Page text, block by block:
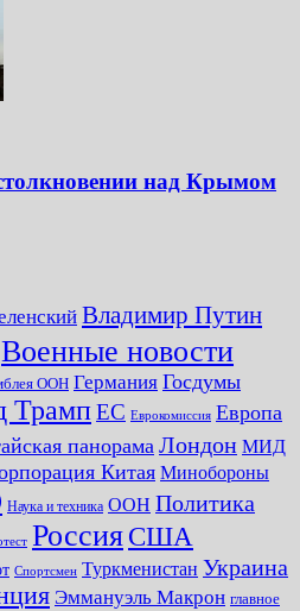
над Крымом
Владимир Путин
Военные новости
ООН Германия Госдумы
ТрампЕС Еврокомиссия Европа
панорама Лондон МИД
Китая Минобороны
Наука и техника ООН Политика
Россия США
Спортсмен Туркменистан Украина
Эммануэль Макрон главное